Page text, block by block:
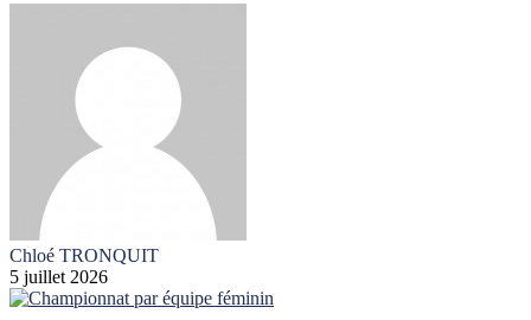
Chloé TRONQUIT
5 juillet 2026